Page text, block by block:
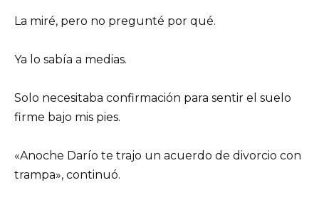
La miré, pero no pregunté por qué.
Ya lo sabía a medias.
Solo necesitaba confirmación para sentir el suelo
firme bajo mis pies.
«Anoche Darío te trajo un acuerdo de divorcio con
trampa», continuó.